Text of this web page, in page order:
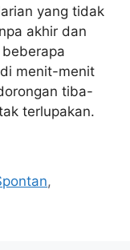
yang tidak
akhir dan
menit-menit
tiba-
terlupakan.
,